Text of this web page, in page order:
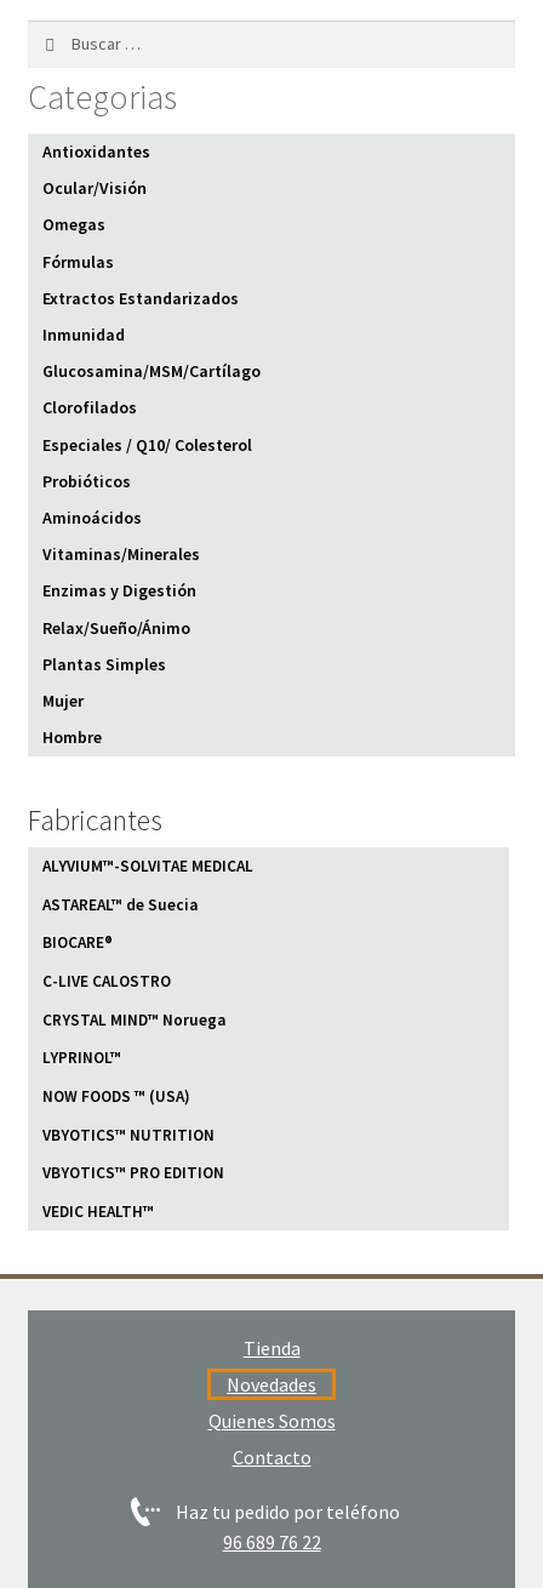
Categorias
Antioxidantes
Ocular/Visión
Omegas
Fórmulas
Extractos Estandarizados
Inmunidad
Glucosamina/MSM/Cartílago
Clorofilados
Especiales / Q10/ Colesterol
Probióticos
Aminoácidos
Vitaminas/Minerales
Enzimas y Digestión
Relax/Sueño/Ánimo
Plantas Simples
Mujer
Hombre
Fabricantes
ALYVIUM™-SOLVITAE MEDICAL
ASTAREAL™ de Suecia
BIOCARE®
C-LIVE CALOSTRO
CRYSTAL MIND™ Noruega
LYPRINOL™
NOW FOODS ™ (USA)
VBYOTICS™ NUTRITION
VBYOTICS™ PRO EDITION
VEDIC HEALTH™
Tienda
Novedades
Quienes Somos
Contacto
Haz tu pedido por teléfono
96 689 76 22